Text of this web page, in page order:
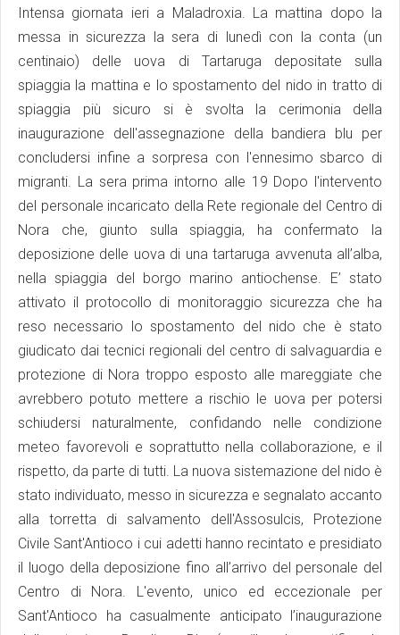
Intensa giornata ieri a Maladroxia. La mattina dopo la
messa in sicurezza la sera di lunedì con la conta (un
centinaio) delle uova di Tartaruga depositate sulla
spiaggia la mattina e lo spostamento del nido in tratto di
spiaggia più sicuro si è svolta la cerimonia della
inaugurazione dell'assegnazione della bandiera blu per
concludersi infine a sorpresa con l'ennesimo sbarco di
migranti. La sera prima intorno alle 19 Dopo l'intervento
del personale incaricato della Rete regionale del Centro di
Nora che, giunto sulla spiaggia, ha confermato la
deposizione delle uova di una tartaruga avvenuta all’alba,
nella spiaggia del borgo marino antiochense. E’ stato
attivato il protocollo di monitoraggio sicurezza che ha
reso necessario lo spostamento del nido che è stato
giudicato dai tecnici regionali del centro di salvaguardia e
protezione di Nora troppo esposto alle mareggiate che
avrebbero potuto mettere a rischio le uova per potersi
schiudersi naturalmente, confidando nelle condizione
meteo favorevoli e soprattutto nella collaborazione, e il
rispetto, da parte di tutti. La nuova sistemazione del nido è
stato individuato, messo in sicurezza e segnalato accanto
alla torretta di salvamento dell'Assosulcis, Protezione
Civile Sant'Antioco i cui adetti hanno recintato e presidiato
il luogo della deposizione fino all’arrivo del personale del
Centro di Nora. L'evento, unico ed eccezionale per
Sant'Antioco ha casualmente anticipato l’inaugurazione